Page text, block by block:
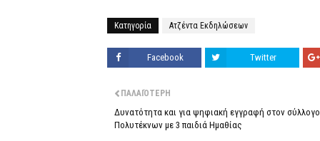
Κατηγορία Ατζέντα Εκδηλώσεων
Facebook Twitter
ΠΑΛΑΙΌΤΕΡΗ
Δυνατότητα και για ψηφιακή εγγραφή στον σύλλογο
Πολυτέκνων με 3 παιδιά Ημαθίας